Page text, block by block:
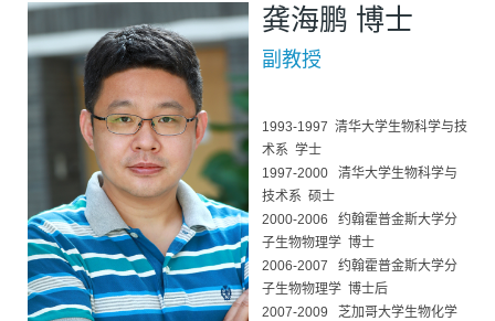
龚海鹏 博士
副教授
1993-1997 清华大学生物科学与技
术系 学士
1997-2000 清华大学生物科学与
技术系 硕士
2000-2006 约翰霍普金斯大学分
子生物物理学 博士
2006-2007 约翰霍普金斯大学分
子生物物理学 博士后
2007-2009 芝加哥大学生物化学